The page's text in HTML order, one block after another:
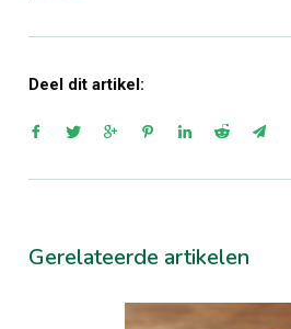
Deel dit artikel:
Gerelateerde artikelen